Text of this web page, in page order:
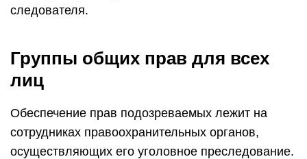
следователя.
Группы общих прав для всех
лиц
Обеспечение прав подозреваемых лежит на
сотрудниках правоохранительных органов,
осуществляющих его уголовное преследование.